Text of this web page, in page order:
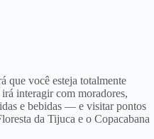
que você esteja totalmente
interagir com moradores,
e bebidas — e visitar pontos
da Tijuca e o Copacabana